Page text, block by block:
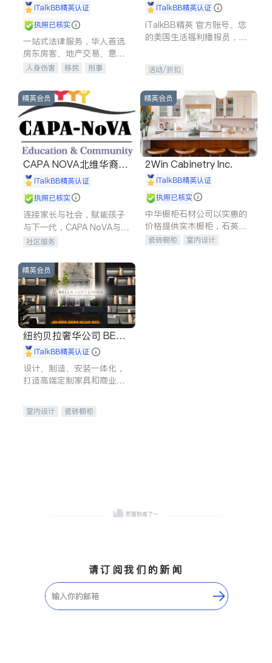
iTalkBB精英认证
执照已核实
一站式法律服务，华人首选.
房东房客、地产交易、意外
伤害、车祸重伤、商业诉
建筑合同、刑事案件全包办
人身伤害 移民
刑事
信托/遗嘱
商业
索赔
律师-其它 保释
iTalkBB精英认证
iTalkBB精英 官方账号。您
的美国生活福利播报员，精
专属福利。
活动/折扣
精英会员
CAPA NOVA北维华裔家
长会iTalkBB精英认证
执照已核实
连接家长与社会，赋能孩子
与下一代，CAPA NoVA与您
携手建设包容、公平、充满
社区服务
精英会员
2Win Cabinetry Inc.
iTalkBB精英认证
执照已核实
中华橱柜石材公司以实惠的
价格提供实木橱柜，石英石
台面，多种优质不锈钢水
瓷砖橱柜
室内设计
精英会员
纽约贝拉奢华公司 BELL
A LUXE
iTalkBB精英认证
设计、制造、安装一体化，
打造高端定制家具和商业空
室内设计
瓷砖橱柜
请订阅我们的新闻